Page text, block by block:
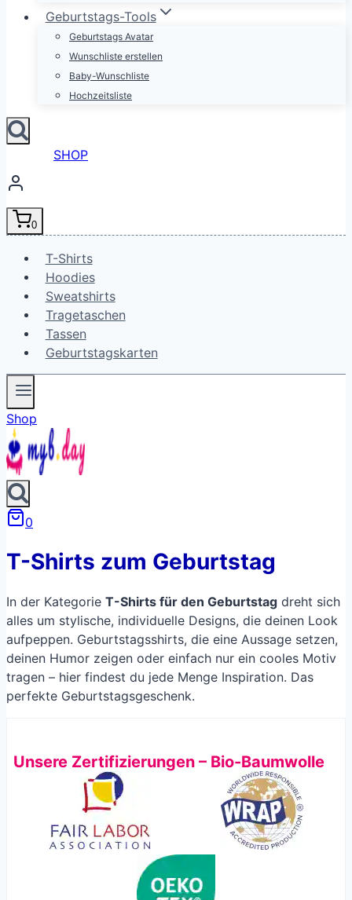
Geburtstags-Tools
Geburtstags Avatar
Wunschliste erstellen
Baby-Wunschliste
Hochzeitsliste
SHOP
0
T-Shirts
Hoodies
Sweatshirts
Tragetaschen
Tassen
Geburtstagskarten
Shop
0
T-Shirts zum Geburtstag
In der Kategorie T-Shirts für den Geburtstag dreht sich
alles um stylische, individuelle Designs, die deinen Look
aufpeppen. Geburtstagsshirts, die eine Aussage setzen,
deinen Humor zeigen oder einfach nur ein cooles Motiv
tragen – hier findest du jede Menge Inspiration. Das
perfekte Geburtstagsgeschenk.
Unsere Zertifizierungen – Bio-Baumwolle